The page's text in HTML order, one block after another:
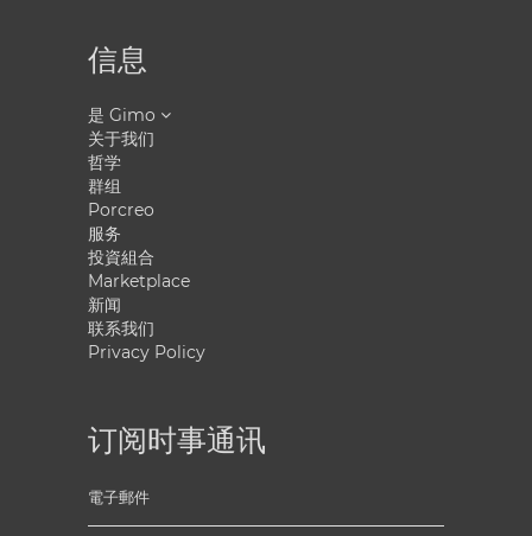
信息
是 Gimo
关于我们
哲学
群组
Porcreo
服务
投資組合
Marketplace
新闻
联系我们
Privacy Policy
订阅时事通讯